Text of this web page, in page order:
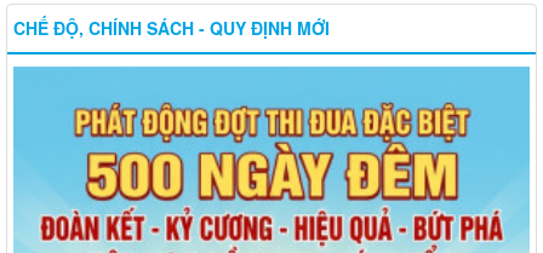
lượt xem: 296 | lượt tải:55
01/NQ-HĐND
nhân dân xã Hưng Thịnh khóa VII, nhiệm kỳ 2026-2031
Thời gian đăng: 17/04/2026
lượt xem: 257 | lượt tải:51
CHẾ ĐỘ, CHÍNH SÁCH - QUY ĐỊNH MỚI